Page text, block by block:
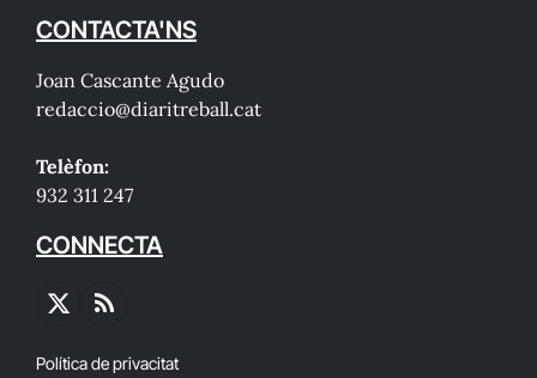
CONTACTA'NS
Joan Cascante Agudo
redaccio@diaritreball.cat
Telèfon:
932 311 247
CONNECTA
X
RSS
Política de privacitat